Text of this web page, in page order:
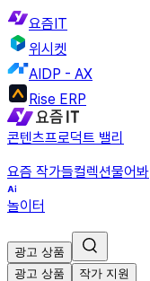
요즘IT
위시켓
AIDP - AX
Rise ERP
콘텐츠프로덕트 밸리
요즘 작가들컬렉션물어봐
놀이터
광고 상품
광고 상품
작가 지원